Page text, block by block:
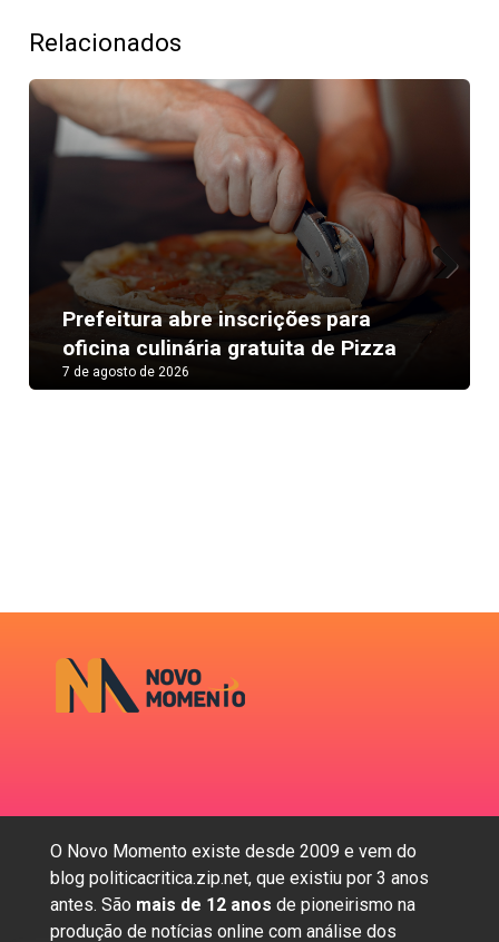
Relacionados
Prefeitura abre inscrições para
oficina culinária gratuita de Pizza
7 de agosto de 2026
O Novo Momento existe desde 2009 e vem do
blog politicacritica.zip.net, que existiu por 3 anos
antes. São mais de 12 anos de pioneirismo na
produção de notícias online com análise dos